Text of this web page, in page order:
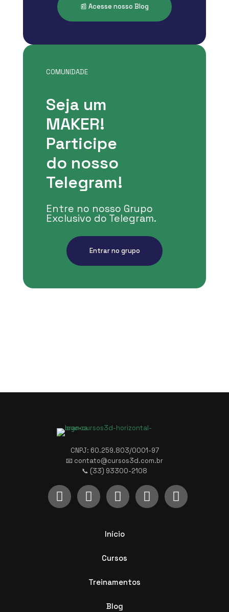
📰 Acesse nosso Blog
COMUNIDADE
Seja um
MAKER!
Participe
do nosso
Telegram!
Entre no nosso Grupo
Exclusivo do Telegram.
Entrar no grupo
CNPJ: 60.259.803/0001-97
📧 contato@cursos3d.com.br
📞 (33) 93300-2108
Início
Cursos
Treinamentos
Blog